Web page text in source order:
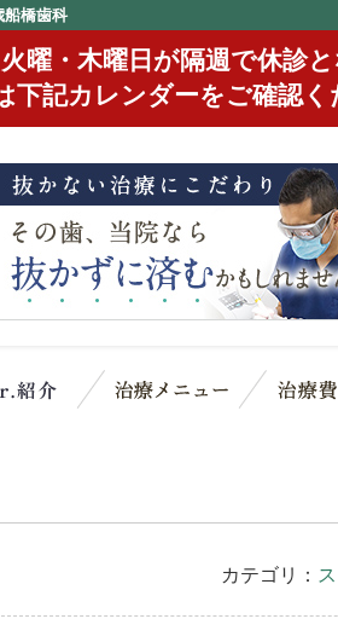
船橋歯科
曜・木曜日が隔週で休診と
下記カレンダーをご確認く
ック概要(初めての方へ)
スタッフ紹介 治療メ
カテゴリ：